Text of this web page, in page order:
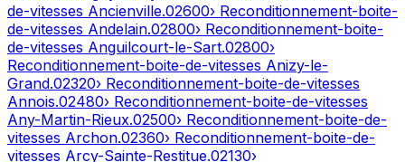
de-vitesses Ancienville.02600› Reconditionnement-boite-
de-vitesses Andelain.02800› Reconditionnement-boite-
de-vitesses Anguilcourt-le-Sart.02800›
Reconditionnement-boite-de-vitesses Anizy-le-
Grand.02320› Reconditionnement-boite-de-vitesses
Annois.02480› Reconditionnement-boite-de-vitesses
Any-Martin-Rieux.02500› Reconditionnement-boite-de-
vitesses Archon.02360› Reconditionnement-boite-de-
vitesses Arcy-Sainte-Restitue.02130›